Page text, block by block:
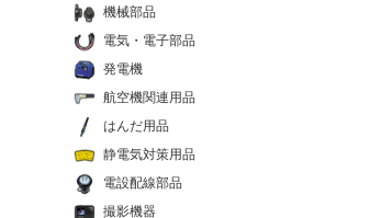
機械部品
電気・電子部品
発電機
航空機関連用品
はんだ用品
静電気対策用品
電設配線部品
撮影機器